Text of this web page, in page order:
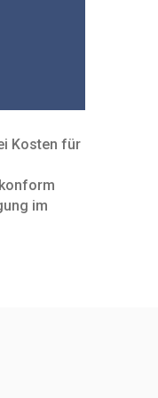
Kosten für
im